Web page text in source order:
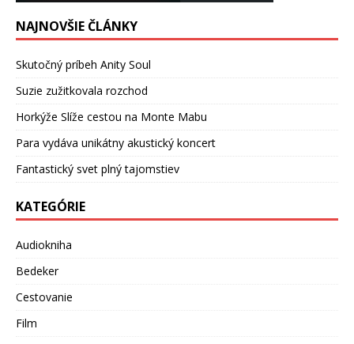
NAJNOVŠIE ČLÁNKY
Skutočný príbeh Anity Soul
Suzie zužitkovala rozchod
Horkýže Slíže cestou na Monte Mabu
Para vydáva unikátny akustický koncert
Fantastický svet plný tajomstiev
KATEGÓRIE
Audiokniha
Bedeker
Cestovanie
Film